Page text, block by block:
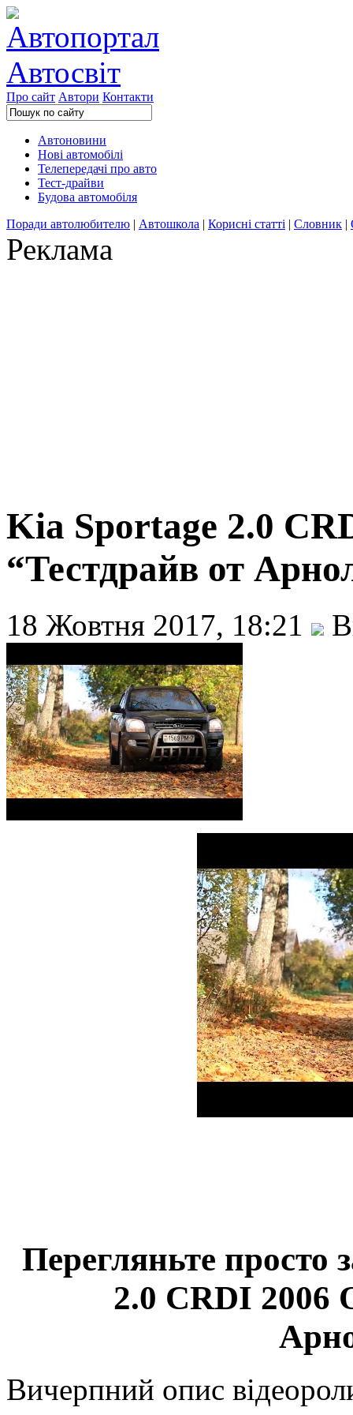
Про сайт Автори Контакти
Автоновини
Нові автомобілі
Телепередачі про авто
Тест-драйви
Будова автомобіля
Поради автолюбителю | Автошкола | Корисні статті | Словник |
Реклама
Kia Sportage 2.0
“Тестдрайв от
18 Жовтня 2017, 18:21
Перегляньте просто
2.0 CRDI 2006
Вичерпний опис